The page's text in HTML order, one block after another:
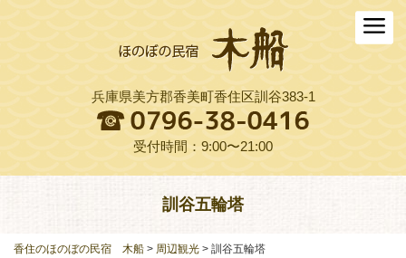
兵庫県美方郡香美町香住区訓谷383-1
受付時間：9:00〜21:00
訓谷五輪塔
香住のほのぼの民宿 木船 > 周辺観光 > 訓谷五輪塔